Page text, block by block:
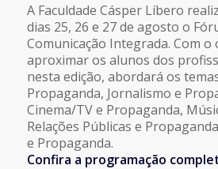
A Faculdade Cásper Líbero
dias 25, 26 e 27 de agosto o
Comunicação Integrada. Com o
aproximar os alunos dos
nesta edição, abordará os
Propaganda, Jornalismo e
Cinema/TV e Propaganda,
Relações Públicas e
e Propaganda.
Confira a programação